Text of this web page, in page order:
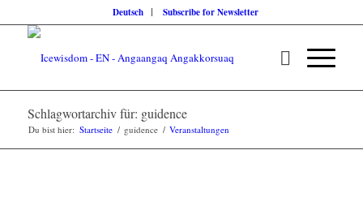
Deutsch Subscribe for Newsletter
Schlagwortarchiv für: guidence
Du bist hier: Startseite / guidence / Veranstaltungen